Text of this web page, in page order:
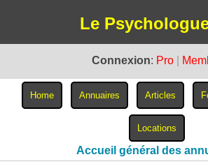
Le
Connexion: Pro
Accueil général des